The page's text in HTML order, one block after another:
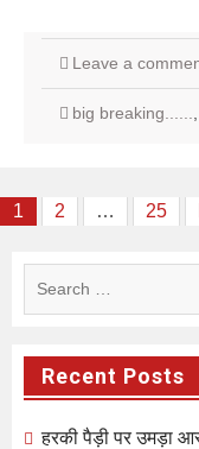
Leave a
big breaking......
Posts
1 2 … 25
Recent Posts
हरकी पैड़ी पर उमड़ा